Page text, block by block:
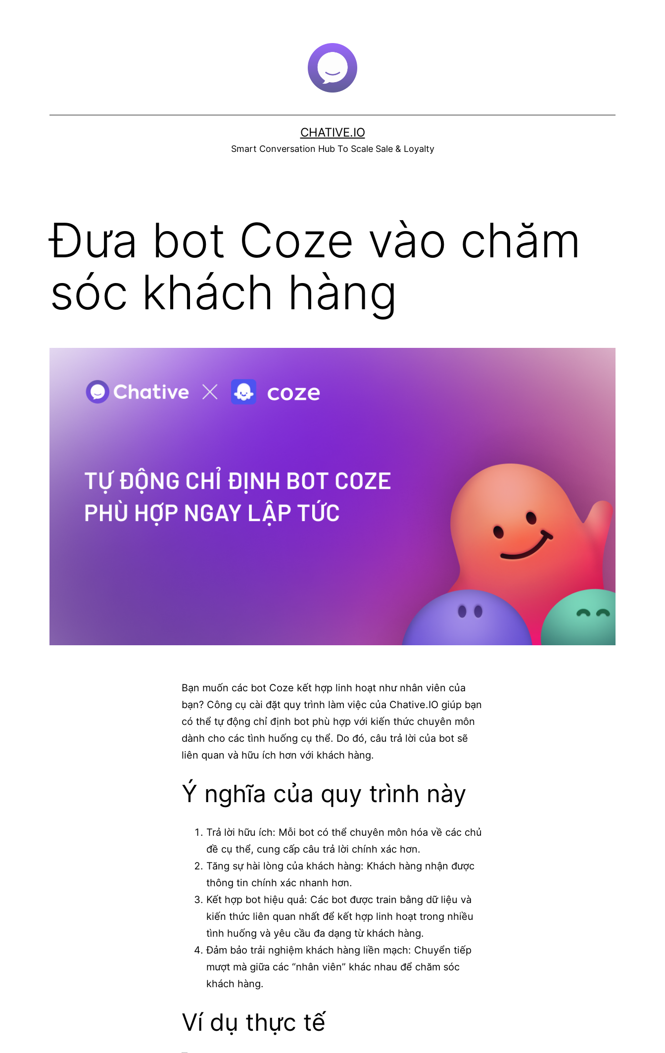
CHATIVE.IO
Smart Conversation Hub To Scale Sale & Loyalty
Đưa bot Coze vào chăm
sóc khách hàng
Bạn muốn các bot Coze kết hợp linh hoạt như nhân viên của
bạn? Công cụ cài đặt quy trình làm việc của Chative.IO giúp bạn
có thể tự động chỉ định bot phù hợp với kiến thức chuyên môn
dành cho các tình huống cụ thể. Do đó, câu trả lời của bot sẽ
liên quan và hữu ích hơn với khách hàng.
Ý nghĩa của quy trình này​
Trả lời hữu ích: Mỗi bot có thể chuyên môn hóa về các chủ
đề cụ thể, cung cấp câu trả lời chính xác hơn.
Tăng sự hài lòng của khách hàng: Khách hàng nhận được
thông tin chính xác nhanh hơn.
Kết hợp bot hiệu quả: Các bot được train bằng dữ liệu và
kiến thức liên quan nhất để kết hợp linh hoạt trong nhiều
tình huống và yêu cầu đa dạng từ khách hàng.
Đảm bảo trải nghiệm khách hàng liền mạch: Chuyển tiếp
mượt mà giữa các “nhân viên” khác nhau để chăm sóc
khách hàng.
Ví dụ thực tế​